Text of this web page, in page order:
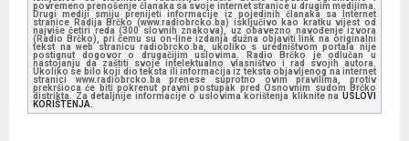
povremeno prenošenje članaka sa svoje internet stranice u drugim medijima.
Drugi mediji smiju prenijeti informacije iz pojedinih članaka sa Internet
stranice Radija Brčko (www.radiobrcko.ba) isključivo kao kratku vijest od
najviše četiri reda (300 slovnih znakova), uz obavezno navođenje izvora
(Radio Brčko), pri čemu su on-line izdanja dužna objaviti link na originalni
tekst na web stranicu radiobrcko.ba, ukoliko s uredništvom portala nije
postignut dogovor o drugačijim uslovima. Radio Brčko je odlučan u
nastojanju da zaštiti svoje intelektualno vlasništvo i rad svojih autora.
Ukoliko se bilo koji dio teksta ili informacija iz teksta objavljenog na internet
stranici www.radiobrcko.ba prenese suprotno ovim pravilima, protiv
prekršioca će biti pokrenut pravni postupak pred Osnovnim sudom Brčko
distrikta. Za detaljnije informacije o uslovima korištenja kliknite na USLOVI
KORIŠTENJA.